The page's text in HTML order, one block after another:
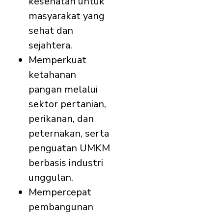
masyarakat yang
sehat dan
sejahtera.
Memperkuat
ketahanan
pangan melalui
sektor pertanian,
perikanan, dan
peternakan, serta
penguatan UMKM
berbasis industri
unggulan.
Mempercepat
pembangunan